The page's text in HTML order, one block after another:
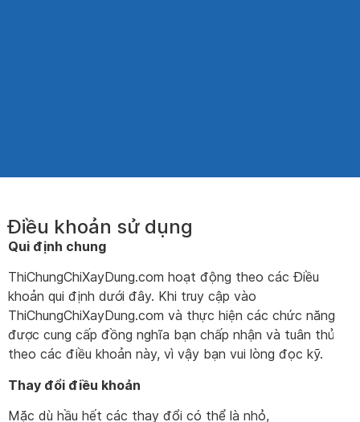
Điều khoản sử dụng
Qui định chung
ThiChungChiXayDung.com hoạt động theo các Điều
khoản qui định dưới đây. Khi truy cập vào
ThiChungChiXayDung.com và thực hiện các chức năng
được cung cấp đồng nghĩa bạn chấp nhận và tuân thủ
theo các điều khoản này, vì vậy bạn vui lòng đọc kỹ.
Thay đổi điều khoản
Mặc dù hầu hết các thay đổi có thể là nhỏ,